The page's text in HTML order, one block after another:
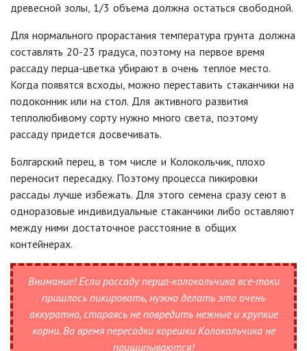
древесной золы, 1/3 объема должна остаться свободной.
Для нормального прорастания температура грунта должна
составлять 20-23 градуса, поэтому на первое время
рассаду перца-цветка убирают в очень теплое место.
Когда появятся всходы, можно переставить стаканчики на
подоконник или на стол. Для активного развития
теплолюбивому сорту нужно много света, поэтому
рассаду придется досвечивать.
Болгарский перец, в том числе и Колокольчик, плохо
переносит пересадку. Поэтомупроцесса пикировки
рассады лучше избежать. Для этого семена сразу сеют в
одноразовые индивидуальные стаканчики либо оставляют
между ними достаточное расстояние в общих
контейнерах.
Внимание!Если рассаду перца-колокольчика все-таки
пришлось пикировать, нужно делать это очень
аккуратно, стараясь не повредить нежные и хрупкие
корни. Во время пересадки корешки Колокольчика не
прищипываются!